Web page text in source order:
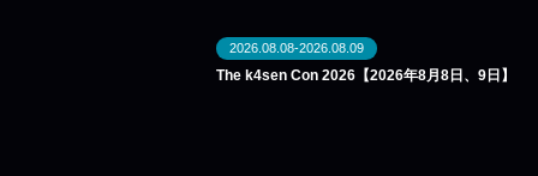
2026.08.08-2026.08.09
The k4sen Con 2026【2026年8月8日、9日】